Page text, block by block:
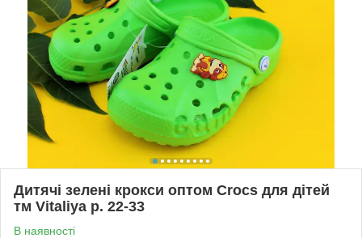
Дитячі зелені крокси оптом Crocs для дітей
тм Vitaliya р. 22-33
В наявності